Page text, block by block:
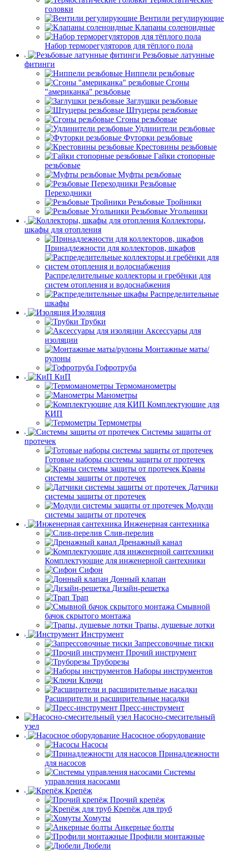
головки
Вентили регулирующие
Клапаны соленоидные
Набор терморегуляторов для тёплого пола
Резьбовые латунные
фитинги
Ниппели резьбовые
Сгоны
"американка" резьбовые
Заглушки резьбовые
Штуцеры резьбовые
Сгоны резьбовые
Удлинители резьбовые
Футорки резьбовые
Крестовины резьбовые
Гайки стопорные
резьбовые
Муфты резьбовые
Резьбовые
Переходники
Резьбовые Тройники
Резьбовые Угольники
Коллекторы,
шкафы для отопления
Принадлежности для коллекторов, шкафов
Распределительные коллекторы и гребёнки для
систем отопления и водоснабжения
Распределительные
шкафы
Изоляция
Трубки
Аксессуары для
изоляции
Монтажные маты/
рулоны
Гофротруба
КиП
Термоманометры
Манометры
Комплектующие для
КИП
Термометры
Системы защиты от
протечек
Готовые наборы системы защиты от протечек
Краны
системы защиты от протечек
Датчики
системы защиты от протечек
Модули
системы защиты от протечек
Инженерная сантехника
Слив-перелив
Дренажный канал
Комплектующие для инженерной сантехники
Сифон
Донный клапан
Дизайн-решетка
Трап
Смывной
бачок скрытого монтажа
Трапы, душевые лотки
Инструмент
Запрессовочные тиски
Прочий инструмент
Труборезы
Наборы инструментов
Ключи
Расширители и расширительные насадки
Пресс-инструмент
Насосно-смесительный
узел
Насосное оборудование
Насосы
Принадлежности
для насосов
Системы
управления насосами
Крепёж
Прочий крепёж
Крепёж для труб
Хомуты
Анкерные болты
Профили монтажные
Дюбели